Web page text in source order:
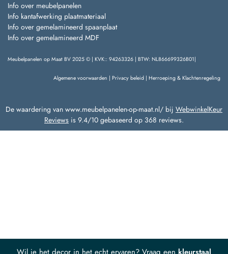
Info over meubelpanelen
Info kantafwerking plaatmateriaal
Info over gemelamineerd spaanplaat
Info over gemelamineerd MDF
Meubelpanelen op Maat BV 2025 © | KVK:: 94263326 | BTW: NL866699326B01|
Algemene voorwaarden | Privacy beleid | Herroeping & Klachtenregeling
De waardering van www.meubelpanelen-op-maat.nl/ bij WebwinkelKeur
Reviews is 9.4/10 gebaseerd op 368 reviews.